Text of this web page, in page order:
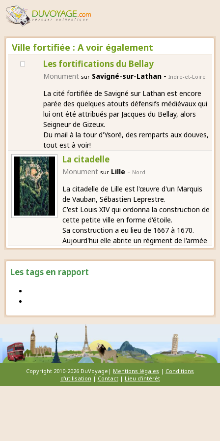
Les tags en rapport
Ville fortifiée : A voir également
Les fortifications du Bellay
Monument sur Savigné-sur-Lathan -Indre-et-Loire
La cité fortifiée de Savigné sur Lathan est encore
parée des quelques atouts défensifs médiévaux qui
lui ont été attribués par Jacques du Bellay, alors
Seigneur de Gizeux.
Du mail à la tour d'Ysoré, des remparts aux douves,
tout est à voir!
La citadelle
Monument sur Lille - Nord
La citadelle de Lille est l'œuvre d'un Marquis
de Vauban, Sébastien Leprestre.
C'est Louis XIV qui ordonna la construction de
cette petite ville en forme d'étoile.
Sa construction a eu lieu de 1667 à 1670.
Aujourd'hui elle abrite un régiment de l'armée
Copyright 2010-2026 DuVoyage| Mentions légales | Conditions
d'utilisation | Contact| Lieu d'intérêt